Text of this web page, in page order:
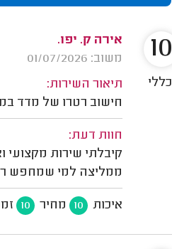
אירה ק. יפו.
משוב: 01/07/2026
תיאור השירות:
חישוב רטרו של מדד
חוות דעת:
קיבלתי שירות מקצועי
ממליצה למי שמחפש
איכות 10 מחיר 10
10
כללי